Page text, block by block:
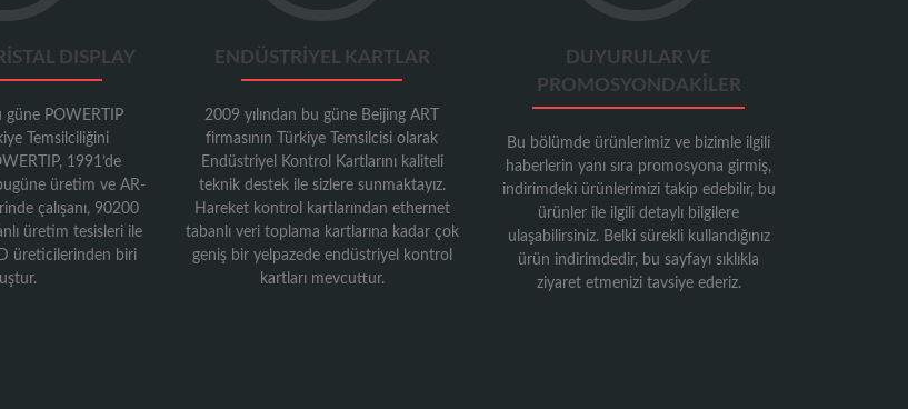
DISPLAY
güne POWERTIP
Temsilciliğini
1991’de
üretim ve AR-
çalışanı, 90200
üretim tesisleri ile
üreticilerinden biri
ENDÜSTRIYEL KARTLAR
2009 yılından bu güne Beijing ART
firmasının Türkiye Temsilcisi olarak
Endüstriyel Kontrol Kartlarını kaliteli
teknik destek ile sizlere sunmaktayız.
Hareket kontrol kartlarından ethernet
tabanlı veri toplama kartlarına kadar çok
geniş bir yelpazede endüstriyel kontrol
kartları mevcuttur.
DUYURULAR VE
PROMOSYONDAKILER
Bu bölümde ürünlerimiz ve bizimle ilgili
haberlerin yanı sıra promosyona girmiş,
indirimdeki ürünlerimizi takip edebilir, bu
ürünler ile ilgili detaylı bilgilere
ulaşabilirsiniz. Belki sürekli kullandığınız
ürün indirimdedir, bu sayfayı sıklıkla
ziyaret etmenizi tavsiye ederiz.